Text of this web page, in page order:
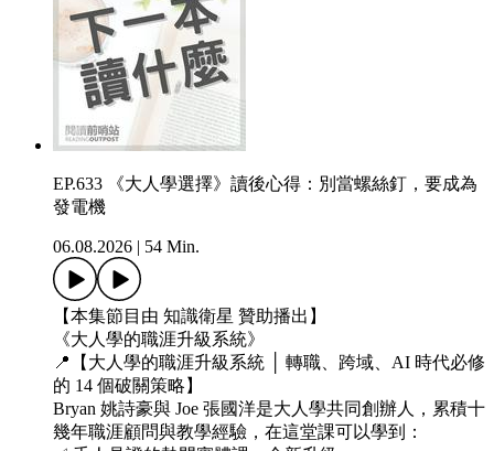
EP.633 《大人學選擇》讀後心得：別當螺絲釘，要成為
發電機
06.08.2026 54 Min.
【本集節目由 知識衛星 贊助播出】
《大人學的職涯升級系統》
📍【大人學的職涯升級系統 │ 轉職、跨域、AI 時代必修
的 14 個破關策略】
Bryan 姚詩豪與 Joe 張國洋是大人學共同創辦人，累積十
幾年職涯顧問與教學經驗，在這堂課可以學到：